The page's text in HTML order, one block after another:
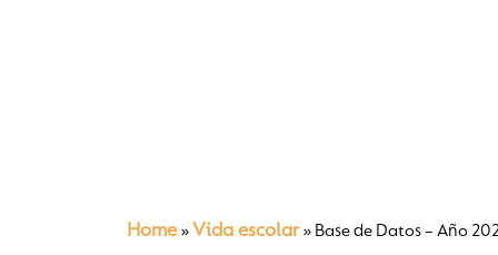
Home » Vida escolar» Base de Datos – Año